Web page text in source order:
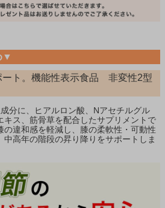
▼
ート。機能性表示食品 非変性2型
分に、ヒアルロン酸、Nアセチルグル
キス、筋骨草を配合したサプリメントで
の違和感を軽減し、膝の柔軟性・可動性
中高年の階段の昇り降りをサポートしま